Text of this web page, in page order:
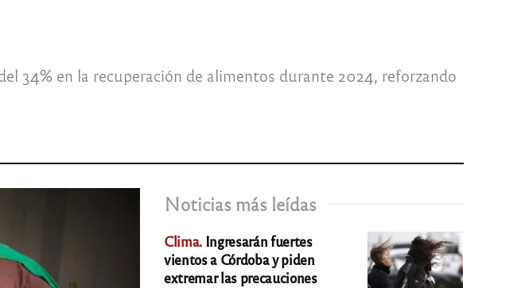
34% en la recuperación de alimentos durante 2024, reforzando
Noticias más leídas
Clima. Ingresarán fuertes
vientos a Córdoba y piden
extremar las precauciones